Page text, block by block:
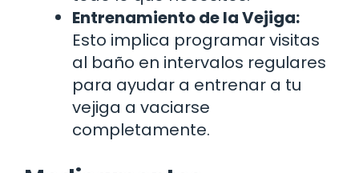
Entrenamiento de la Vejiga:
Esto implica programar visitas
al baño en intervalos regulares
para ayudar a entrenar a tu
vejiga a vaciarse
completamente.